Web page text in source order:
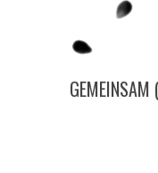
GEMEINSAM